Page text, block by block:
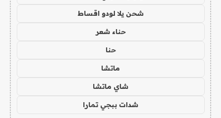
شحن يلا لودو اقساط
حناء شعر
حنا
ماتشا
شاي ماتشا
شدات ببجي تمارا